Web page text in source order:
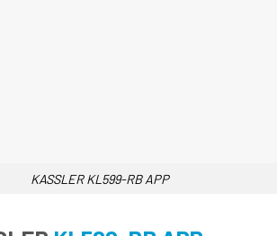
KASSLER KL599-RB APP